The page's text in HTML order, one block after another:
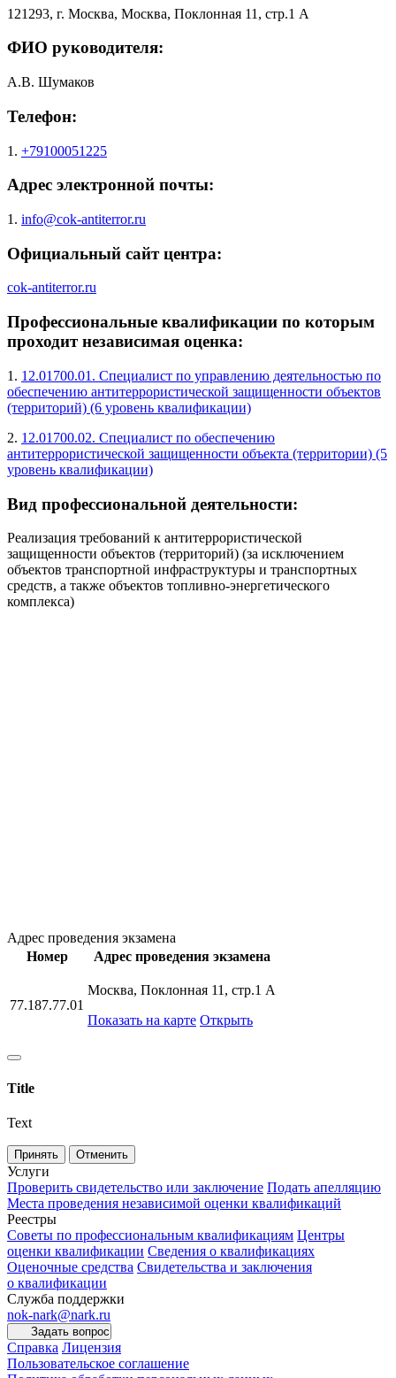
121293, г. Москва, Москва, Поклонная 11, стр.1 А
ФИО руководителя:
А.В. Шумаков
Телефон:
1. +79100051225
Адрес электронной почты:
1. info@cok-antiterror.ru
Официальный сайт центра:
cok-antiterror.ru
Профессиональные квалификации по которым
проходит независимая оценка:
1. 12.01700.01. Специалист по управлению деятельностью по
обеспечению антитеррористической защищенности объектов
(территорий) (6 уровень квалификации)
2. 12.01700.02. Специалист по обеспечению
антитеррористической защищенности объекта (территории) (5
уровень квалификации)
Вид профессиональной деятельности:
Реализация требований к антитеррористической
защищенности объектов (территорий) (за исключением
объектов транспортной инфраструктуры и транспортных
средств, а также объектов топливно-энергетического
комплекса)
Адрес проведения экзамена
Номер
Адрес проведения экзамена
77.187.77.01
Москва, Поклонная 11, стр.1 А
Показать на карте Открыть
Title
Text
Принять Отменить
Услуги
Проверить свидетельство или заключение Подать апелляцию
Места проведения независимой оценки квалификаций
Реестры
Советы по профессиональным квалификациям Центры
оценки квалификации Сведения о квалификациях
Оценочные средства Свидетельства и заключения
о квалификации
Служба поддержки
nok-nark@nark.ru
Задать вопрос
Справка Лицензия
Пользовательское соглашение